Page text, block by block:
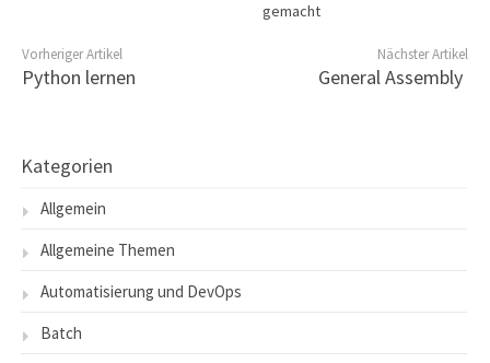
gemacht
Vorheriger Artikel
Python lernen
Nächster Artikel
General Assembly
Kategorien
Allgemein
Allgemeine Themen
Automatisierung und DevOps
Batch